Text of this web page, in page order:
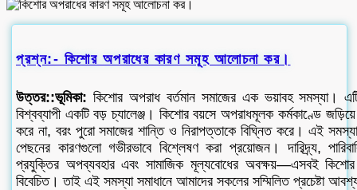
প্রশ্ন:- কিশোর অপরাধের কারণ সমূহ আলোচনা কর।
উত্তর::ভূমিকা: কিশোর অপরাধ বর্তমান সমাজের এক ভয়াবহ সমস্যা।
বিশ্বব্যাপী একটি বড় চ্যালেঞ্জ। কিশোর বয়সে অপরাধমূলক কর্মকাণ্ডে
করে না, বরং পুরো সমাজের শান্তি ও নিরাপত্তাকে বিঘ্নিত করে। এই
পেছনের কারণগুলো গভীরভাবে বিশ্লেষণ করা প্রয়োজন। দারিদ্র্য,
প্রযুক্তির অপব্যবহার এবং সামাজিক মূল্যবোধের অবক্ষয়—এসবই কিশোর
বিবেচিত। তাই এই সমস্যা সমাধানে আমাদের সকলের সম্মিলিত প্রচেষ্টা